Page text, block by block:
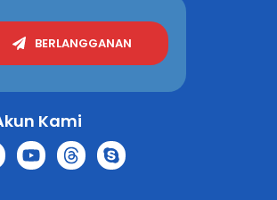
BERLANGGANAN
Kami